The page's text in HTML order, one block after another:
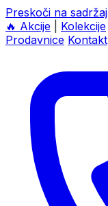
Preskoči na sadržaj
🔥 Akcije Kolekcije
Prodavnice Kontakt